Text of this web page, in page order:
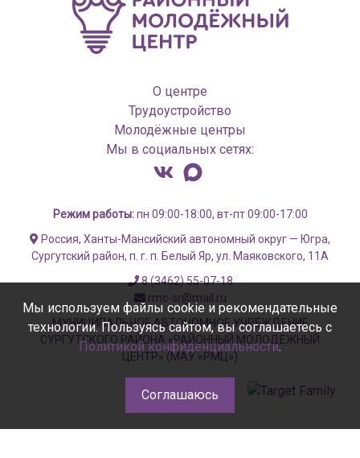
О центре
Трудоустройство
Молодёжные центры
Мы в социальных сетях:
Режим работы:пн 09:00-18:00, вт-пт 09:00-17:00
Россия, Ханты-Мансийский автономный округ — Югра,
Сургутский район, п. г. п. Белый Яр, ул. Маяковского, 11А
8 (3462) 55-07-18
rmc-sr@mail.ru
МУНИЦИПАЛЬНОЕ АВТОНОМНОЕ УЧРЕЖДЕНИЕ
СУРГУТСКОГО РАЙОНА «РАЙОННЫЙ МОЛОДЁЖНЫЙ
ЦЕНТР» (МАУ «РМЦ»)
Мы используем файлы cookie и рекомендательные
технологии. Пользуясь сайтом, вы соглашаетесь с
Политикой конфиденциальности.
Соглашаюсь